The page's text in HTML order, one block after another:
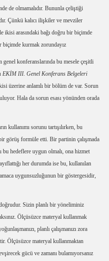
de olmamalıdır. Bununla çeliştiği
Çünkü kalıcı ilişkiler ve mevziler
ikisi arasındaki bağı doğru bir biçimde
biçimde kurmak zorundayız
konferanslarında bu mesele çeşitli
EKİM III. Genel Konferans Belgeleri
üzerine anlamlı bir bölüm de var. Sorun
Hala da sorun esası yönünden orada
kullanımı sorunu tartışılırken, bu
görüş formüle etti. Bir partinin çalışmada
bu hedeflere uygun olmalı, ona hizmet
her durumda ise bu, kullanılan
uygunsuzluğunun bir göstergesidir,
Sizin planlı bir yöneliminiz
Ölçüsüzce materyal kullanmak
planlı çalışmanızı zora
Ölçüsüzce materyal kullanmaktan
gücü ve zamanı bulamıyorsanız